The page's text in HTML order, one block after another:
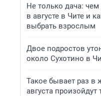
Не только дача: чем
в августе в Чите и
выбрать взрослым
Двое подростов
около Сухотино в
Такое бывает раз в
августа произойдут